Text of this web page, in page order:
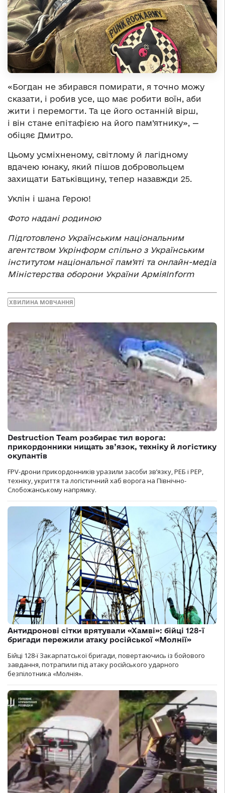
«Богдан не збирався помирати, я точно можу
сказати, і робив усе, що має робити воїн, аби
жити і перемогти. Та це його останній вірш,
і він стане епітафією на його пам’ятнику», —
обіцяє Дмитро.
Цьому усміхненому, світлому й лагідному
вдачею юнаку, який пішов добровольцем
захищати Батьківщину, тепер назавжди 25.
Уклін і шана Герою!
Фото надані родиною
Підготовлено Українським національним
агентством Укрінформ спільно з Українським
інститутом національної памʼяті та онлайн-медіа
Міністерства оборони України АрміяInform
ХВИЛИНА МОВЧАННЯ
Destruction Team розбирає тил ворога:
прикордонники нищать зв’язок, техніку й логістику
окупантів
FPV-дрони прикордонників уразили засоби зв’язку, РЕБ і РЕР,
техніку, укриття та логістичний хаб ворога на Північно-
Слобожанському напрямку.
Антидронові сітки врятували «Хамві»: бійці 128-ї
бригади пережили атаку російської «Молнії»
Бійці 128-ї Закарпатської бригади, повертаючись із бойового
завдання, потрапили під атаку російського ударного
безпілотника «Молнія».